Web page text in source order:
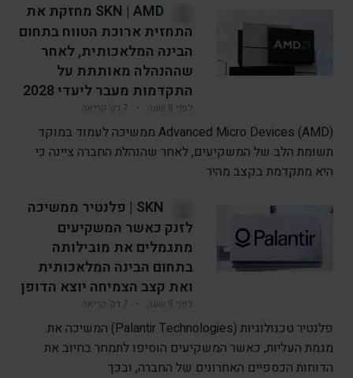
SKN | AMD מחזקת את
התחזית ארוכת הטווח בתחום
הבינה המלאכותית, לאחר
שההנהלה מאותתת על
התקדמות מעבר ליעדי 2028
לפני 8 שעה • 7 דק’ קריאה
Advanced Micro Devices (AMD) ממשיכה לעמוד במוקד
תשומת הלב של המשקיעים, לאחר שהנהלת החברה ציינה כי
היא מתקדמת בקצב מהיר
SKN | פלנטיר ממשיכה
לזנק כאשר המשקיעים
מתגמלים את מובילותה
בתחום הבינה המלאכותית
ואת קצב הצמיחה יוצא הדופן
לפני 9 שעה • 7 דק’ קריאה
פלנטיר טכנולוגיות (Palantir Technologies) המשיכה את
מגמת העליות, כאשר המשקיעים הוסיפו לתמחר בחיוב את
הדוחות הכספיים האחרונים של החברה, ובכך